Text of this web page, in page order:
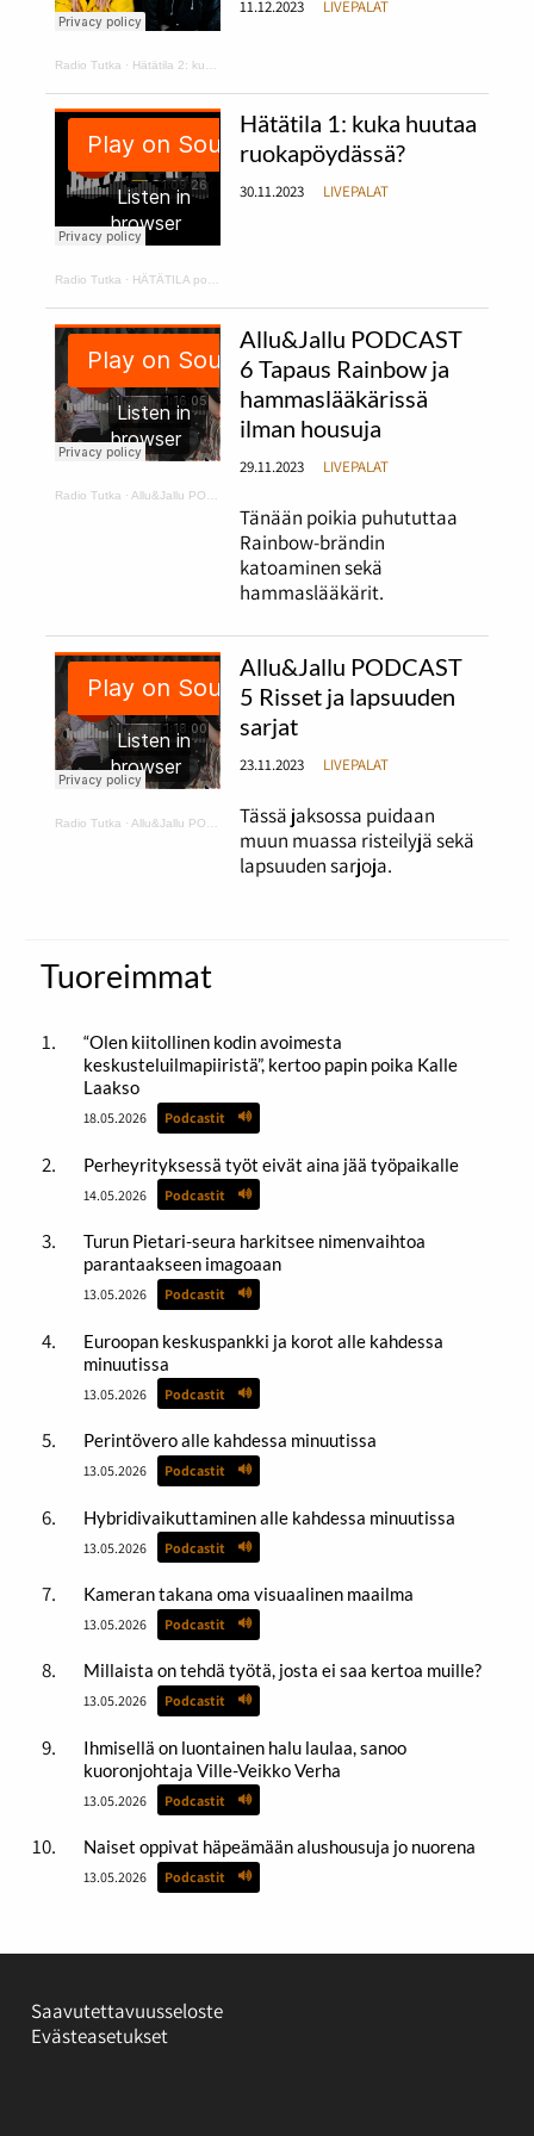
Radio Tutka · Hätätila 2: kurpitsakeittoa ja makaroonimössöä
11.12.2023 LIVEPALAT
Radio Tutka · HÄTÄTILA podcast 1
Hätätila 1: kuka huutaa
ruokapöydässä?
30.11.2023 LIVEPALAT
Radio Tutka · Allu&Jallu PODCAST 6 Tapaus Rainbow ja hammaslääkärissä ilman housuja
Allu&Jallu PODCAST
6 Tapaus Rainbow ja
hammaslääkärissä
ilman housuja
29.11.2023 LIVEPALAT
Tänään poikia puhututtaa
Rainbow-brändin
katoaminen sekä
hammaslääkärit.
Radio Tutka · Allu&Jallu PODCAST 5 Risset ja lapsuuden sarjat
Allu&Jallu PODCAST
5 Risset ja lapsuuden
sarjat
23.11.2023 LIVEPALAT
Tässä jaksossa puidaan
muun muassa risteilyjä sekä
lapsuuden sarjoja.
Tuoreimmat
“Olen kiitollinen kodin avoimesta
keskusteluilmapiiristä”, kertoo papin poika Kalle
Laakso
18.05.2026 Podcastit
Perheyrityksessä työt eivät aina jää työpaikalle
14.05.2026 Podcastit
Turun Pietari-seura harkitsee nimenvaihtoa
parantaakseen imagoaan
13.05.2026 Podcastit
Euroopan keskuspankki ja korot alle kahdessa
minuutissa
13.05.2026 Podcastit
Perintövero alle kahdessa minuutissa
13.05.2026 Podcastit
Hybridivaikuttaminen alle kahdessa minuutissa
13.05.2026 Podcastit
Kameran takana oma visuaalinen maailma
13.05.2026 Podcastit
Millaista on tehdä työtä, josta ei saa kertoa muille?
13.05.2026 Podcastit
Ihmisellä on luontainen halu laulaa, sanoo
kuoronjohtaja Ville-Veikko Verha
13.05.2026 Podcastit
Naiset oppivat häpeämään alushousuja jo nuorena
13.05.2026 Podcastit
Saavutettavuusseloste
Evästeasetukset